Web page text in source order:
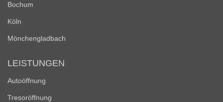
Bochum
Köln
Mönchengladbach
LEISTUNGEN
Autoöffnung
Tresoröffnung